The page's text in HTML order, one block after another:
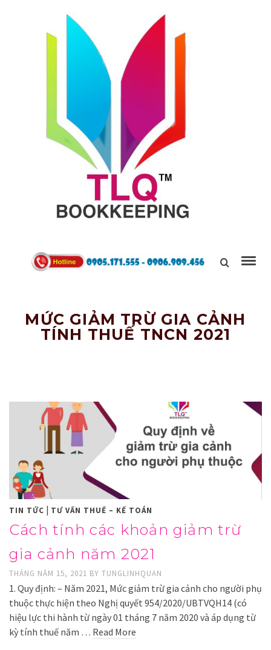
Kết Nối,
MỨC GIẢM TRỪ GIA CẢNH
TÍNH THUẾ TNCN 2021
TIN TỨC | TƯ VẤN THUẾ – KẾ TOÁN
Cách tính các khoản giảm trừ
gia cảnh năm 2021
THÁNG NĂM 15, 2021 BY TUNGLINHQUAN
1. Quy định: – Năm 2021, Mức giảm trừ gia cảnh cho người phụ
thuộc thực hiện theo Nghị quyết 954/2020/UBTVQH14 (có
hiệu lực thi hành từ ngày 01 tháng 7 năm 2020 và áp dụng từ
kỳ tính thuế năm … Read More